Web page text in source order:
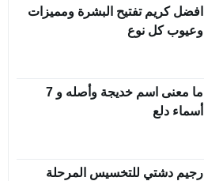
افضل كريم تفتيح البشرة ومميزات
وعيوب كل نوع
ما معنى اسم خديجة وأصله و 7
أسماء دلع
رجيم دشتي للتخسيس المرحلة